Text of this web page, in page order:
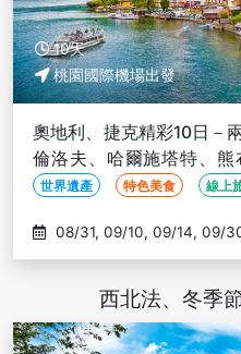
10天
桃園國際機場出發
奧地利、捷克精彩10日－
倫洛夫、哈爾施塔特、
【華航直飛維也納】
世界遺產 特色美食 線上
10/04
西北法、冬季